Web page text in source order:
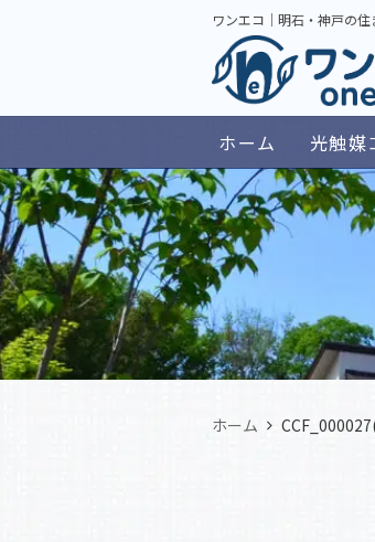
ワンエコ｜明石・神戸の
ホーム 光触媒
ホーム